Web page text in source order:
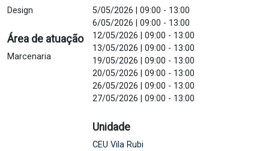
Design
Área de atuação
Marcenaria
5/05/2026 | 09:00 - 13:00
6/05/2026 | 09:00 - 13:00
12/05/2026 | 09:00 - 13:00
13/05/2026 | 09:00 - 13:00
19/05/2026 | 09:00 - 13:00
20/05/2026 | 09:00 - 13:00
26/05/2026 | 09:00 - 13:00
27/05/2026 | 09:00 - 13:00
Unidade
CEU Vila Rubi